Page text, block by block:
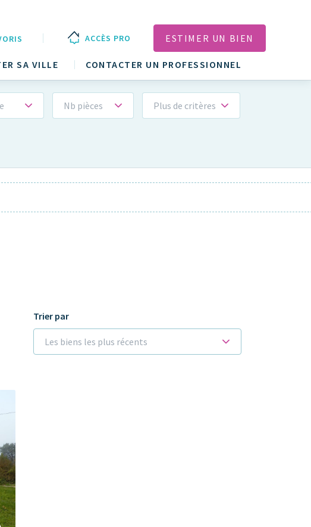
SA VILLE CONTACTER UN PROFESSIONNEL
ACCÈS PRO ESTIMER UN BIEN
Nb pièces Plus de critères
Trier par
Les biens les plus récents